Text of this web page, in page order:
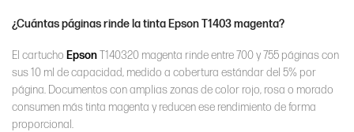
¿Cuántas páginas rinde la tinta Epson T1403 magenta?
El cartucho EpsonT140320 magenta rinde entre 700 y 755 páginas con
sus 10 ml de capacidad, medido a cobertura estándar del 5% por
página. Documentos con amplias zonas de color rojo, rosa o morado
consumen más tinta magenta y reducen ese rendimiento de forma
proporcional.